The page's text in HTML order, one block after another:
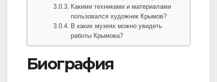
Какими техниками и материалами
пользовался художник Крымов?
В каких музеях можно увидеть
работы Крымова?
Биография